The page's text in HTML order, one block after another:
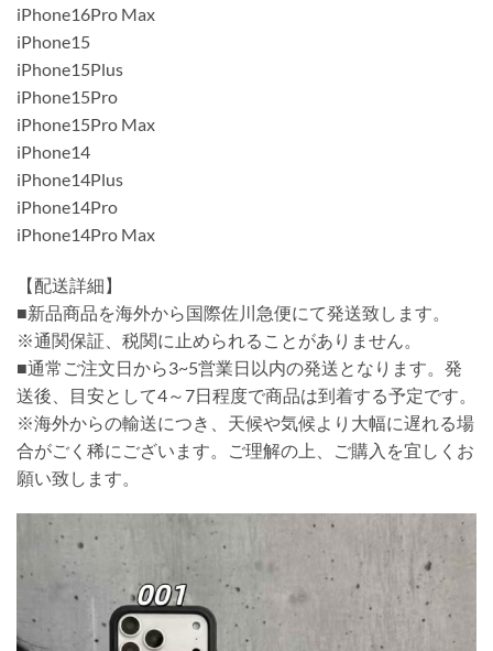
iPhone16Pro Max
iPhone15
iPhone15Plus
iPhone15Pro
iPhone15Pro Max
iPhone14
iPhone14Plus
iPhone14Pro
iPhone14Pro Max
【配送詳細】
■新品商品を海外から国際佐川急便にて発送致します。
※通関保証、税関に止められることがありません。
■通常ご注文日から3~5営業日以内の発送となります。発
送後、目安として4～7日程度で商品は到着する予定です。
※海外からの輸送につき、天候や気候より大幅に遅れる場
合がごく稀にございます。ご理解の上、ご購入を宜しくお
願い致します。